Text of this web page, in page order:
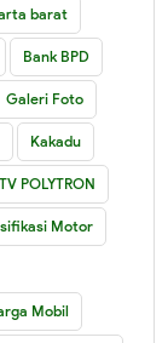
barat
Bank BPD
Galeri Foto
Kakadu
POLYTRON
Motor
Mobil